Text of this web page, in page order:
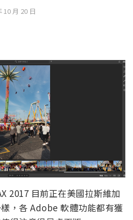
10 月 20 日
2017 目前正在美國拉斯維加
，各 Adobe 軟體功能都有獲